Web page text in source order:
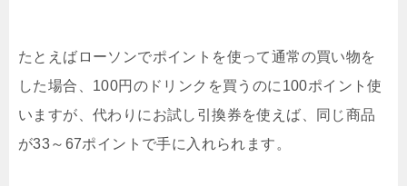
たとえばローソンでポイントを使って通常の買い物を
した場合、100円のドリンクを買うのに100ポイント使
いますが、代わりにお試し引換券を使えば、同じ商品
が33～67ポイントで手に入れられます。